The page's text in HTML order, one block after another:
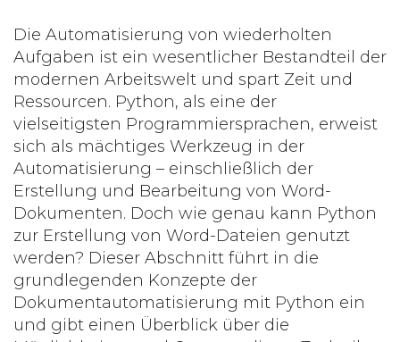
Die Automatisierung von wiederholten
Aufgaben ist ein wesentlicher Bestandteil der
modernen Arbeitswelt und spart Zeit und
Ressourcen. Python, als eine der
vielseitigsten Programmiersprachen, erweist
sich als mächtiges Werkzeug in der
Automatisierung – einschließlich der
Erstellung und Bearbeitung von Word-
Dokumenten. Doch wie genau kann Python
zur Erstellung von Word-Dateien genutzt
werden? Dieser Abschnitt führt in die
grundlegenden Konzepte der
Dokumentautomatisierung mit Python ein
und gibt einen Überblick über die